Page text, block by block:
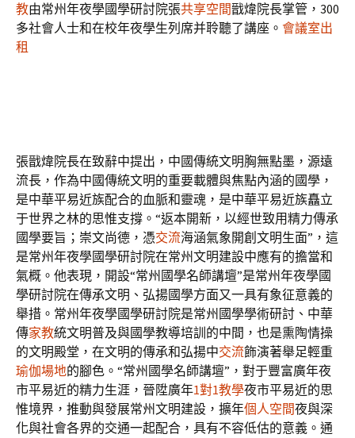
教由常州年夜學國學研討院張共享空間戩煒院長掌管，300
多社會人士和在校年夜學生列席并聆聽了講座。 會議室出
租
張戩煒院長在致辭中提出，中國傳統文明胸無點墨，源遠
流長，作為中國傳統文明的重要載體與焦點內涵的國學，
是中華平易近族配合的血脈和靈魂，是中華平易近族矗立
于世界之林的思惟支撐。“返本開新，以經世致用精力傳承
國學要旨；崇文尚德，憑交流海涵氣象開創文明生面”，這
是常州年夜學國學研討院在常州文明建設中應有的擔當和
氣概。他表現，開設“常州國學名師講壇”是常州年夜學國
學研討院在傳承文明、弘揚國學方面又一具有象征意義的
舉措。常州年夜學國學研討院是常州國學學術研討、中華
傳家教統文明普及與國學教導培訓的中間，也是熏陶情操
的文明殿堂，在文明的傳承和弘揚中交流飾演著舉足輕重
瑜伽場地的腳色。“常州國學名師講壇”，對于豐富廣年夜
市平易近的精力生涯，晉陞廣年1對1教學夜市平易近的思
惟境界，推動與發展常州文明建設，擴年個人空間夜與深
化與社會各界的交通一起配合，具有不容低估的意義。通